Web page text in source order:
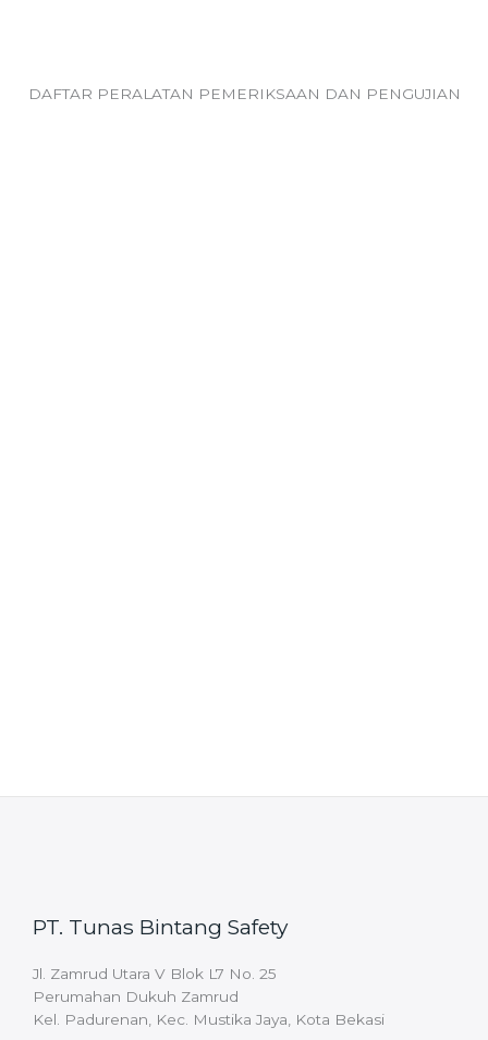
DAFTAR PERALATAN PEMERIKSAAN DAN PENGUJIAN
PT. Tunas Bintang Safety
Jl. Zamrud Utara V Blok L7 No. 25
Perumahan Dukuh Zamrud
Kel. Padurenan, Kec. Mustika Jaya, Kota Bekasi